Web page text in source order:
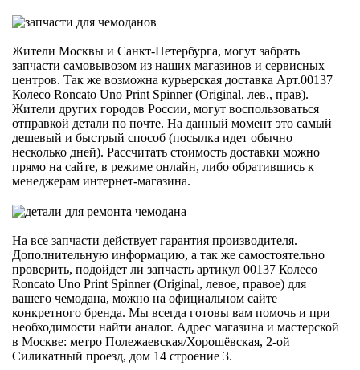
Жители Москвы и Санкт-Петербурга, могут забрать
запчасти самовывозом из наших магазинов и сервисных
центров. Так же возможна курьерская доставка Арт.00137
Колесо Roncato Uno Print Spinner (Original, лев., прав).
Жители других городов России, могут воспользоваться
отправкой детали по почте. На данный момент это самый
дешевый и быстрый способ (посылка идет обычно
несколько дней). Рассчитать стоимость доставки можно
прямо на сайте, в режиме онлайн, либо обратившись к
менеджерам интернет-магазина.
На все запчасти действует гарантия производителя.
Дополнительную информацию, а так же самостоятельно
проверить, подойдет ли запчасть артикул 00137 Колесо
Roncato Uno Print Spinner (Original, левое, правое) для
вашего чемодана, можно на официальном сайте
конкретного бренда. Мы всегда готовы вам помочь и при
необходимости найти аналог. Адрес магазина и мастерской
в Москве: метро Полежаевская/Хорошёвская, 2-ой
Силикатный проезд, дом 14 строение 3.